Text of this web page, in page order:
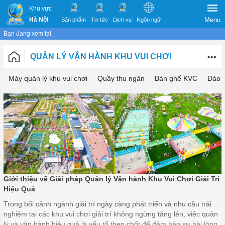
Khu vực
Hà Nội
Sản phẩm Tin tức Dịch vụ Ngôn ngữ Menu
Bạn đang xem tại
QUẢN LÝ VẬN HÀNH KHU VUI CHƠI
Máy quản lý khu vui chơi Quầy thu ngân Bàn ghế KVC Đào
Giới thiệu về Giải pháp Quản lý Vận hành Khu Vui Chơi Giải Trí
Hiệu Quả
Trong bối cảnh ngành giải trí ngày càng phát triển và nhu cầu trải
nghiệm tại các khu vui chơi giải trí không ngừng tăng lên, việc quản